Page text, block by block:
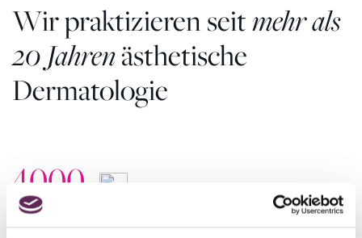
Wir praktizieren seitmehr als
20 Jahrenästhetische
Dermatologie
4000
Operationen pro Jahr
Seit 20 Jahren lassen wir Ihre Träume von einem